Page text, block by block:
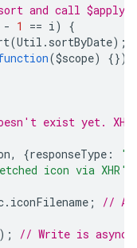
and call
- 1 == i)
{
(Util . sortByDate);
($scope)
{});
exist yet.
, {responseType :
icon via XHR'
. iconFilename ; //
); // Write is